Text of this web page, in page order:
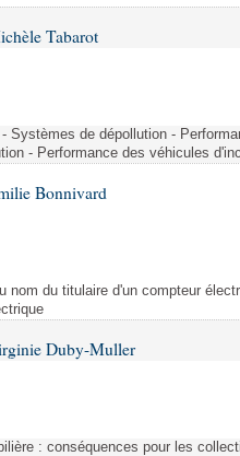
Tabarot
Systèmes de dépollution -
- Performance des véhicules
Bonnivard
nom du titulaire d'un compteur
Duby-Muller
: conséquences pour les